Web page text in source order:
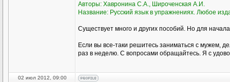
Авторы: Хавронина С.А., Широченская А.И.
Название: Русский язык в упражнениях. Любое
Существует много и других пособий. Но для
Если вы все-таки решитесь заниматься с мужем,
раз в неделю. С вопросами обращайтесь. Я с
02 июл 2012, 09:00